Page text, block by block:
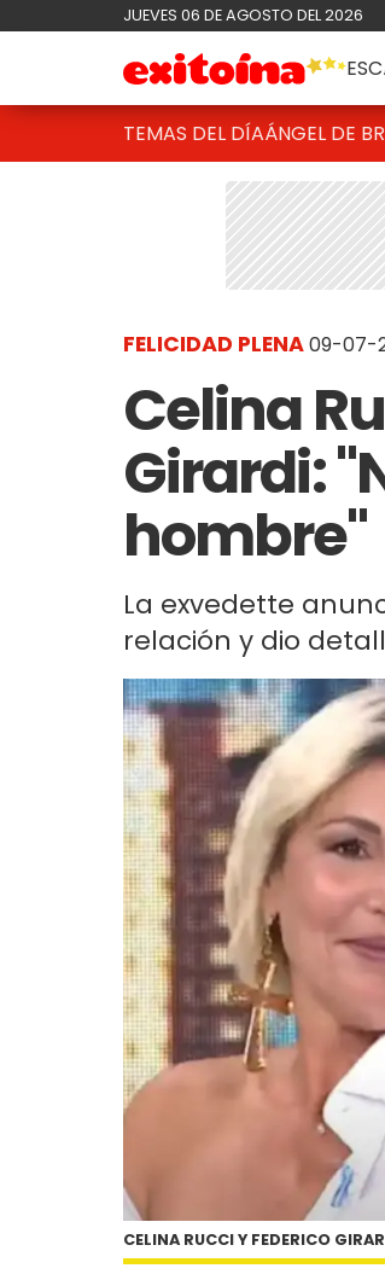
JUEVES 06 DE AGOSTO DEL 2026
TEMAS DEL DÍAÁNGEL DE
FELICIDAD PLENA09-07-
Celina
Girardi:
hombre"
La exvedette
relación y dio
CELINA RUCCI Y FEDERICO